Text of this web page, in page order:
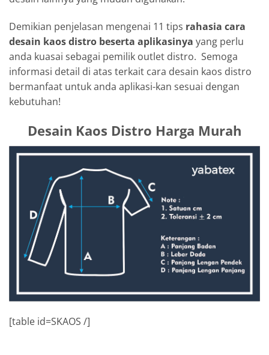
Demikian penjelasan mengenai 11 tips rahasia cara
desain kaos distro beserta aplikasinya yang perlu
anda kuasai sebagai pemilik outlet distro. Semoga
informasi detail di atas terkait cara desain kaos distro
bermanfaat untuk anda aplikasi-kan sesuai dengan
kebutuhan!
Desain Kaos Distro Harga Murah
[table id=SKAOS /]